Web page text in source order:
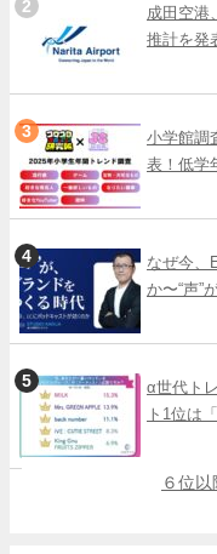
成田空港
推計を発
小学館調
表！低学
なぜ今、
か〜“声”
α世代ト
ト1位は
６位